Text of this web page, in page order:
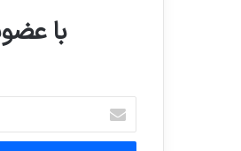
با
آدرس
ایمیل
خود